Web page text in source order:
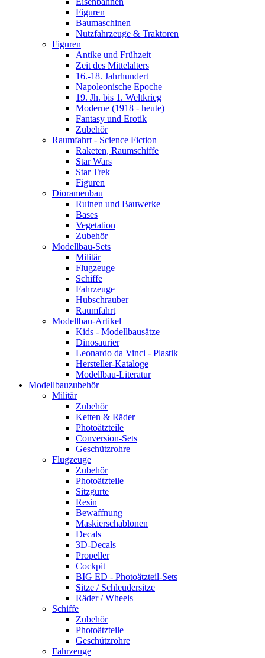
Figuren
Baumaschinen
Nutzfahrzeuge & Traktoren
Figuren
Antike und Frühzeit
Zeit des Mittelalters
16.-18. Jahrhundert
Napoleonische Epoche
19. Jh. bis 1. Weltkrieg
Moderne (1918 - heute)
Fantasy und Erotik
Zubehör
Raumfahrt - Science Fiction
Raketen, Raumschiffe
Star Wars
Star Trek
Figuren
Dioramenbau
Ruinen und Bauwerke
Bases
Vegetation
Zubehör
Modellbau-Sets
Militär
Flugzeuge
Schiffe
Fahrzeuge
Hubschrauber
Raumfahrt
Modellbau-Artikel
Kids - Modellbausätze
Dinosaurier
Leonardo da Vinci - Plastik
Hersteller-Kataloge
Modellbau-Literatur
Modellbauzubehör
Militär
Zubehör
Ketten & Räder
Photoätzteile
Conversion-Sets
Geschützrohre
Flugzeuge
Zubehör
Photoätzteile
Sitzgurte
Resin
Bewaffnung
Maskierschablonen
Decals
3D-Decals
Propeller
Cockpit
BIG ED - Photoätzteil-Sets
Sitze / Schleudersitze
Räder / Wheels
Schiffe
Zubehör
Photoätzteile
Geschützrohre
Fahrzeuge